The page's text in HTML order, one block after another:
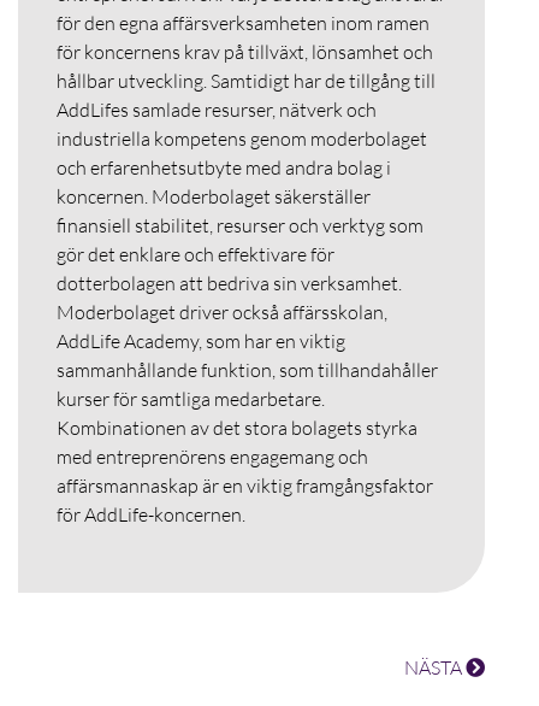
för den egna affärsverksamheten inom ramen
för koncernens krav på tillväxt, lönsamhet och
hållbar utveckling. Samtidigt har de tillgång till
AddLifes samlade resurser, nätverk och
industriella kompetens genom moderbolaget
och erfarenhetsutbyte med andra bolag i
koncernen. Moderbolaget säkerställer
finansiell stabilitet, resurser och verktyg som
gör det enklare och effektivare för
dotterbolagen att bedriva sin verksamhet.
Moderbolaget driver också affärsskolan,
AddLife Academy, som har en viktig
sammanhållande funktion, som tillhandahåller
kurser för samtliga medarbetare.
Kombinationen av det stora bolagets styrka
med entreprenörens engagemang och
affärsmannaskap är en viktig framgångsfaktor
för AddLife-koncernen.
NÄSTA